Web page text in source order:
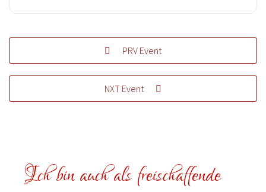
PRV Event
NXT Event
Ich bin auch als freischaffende